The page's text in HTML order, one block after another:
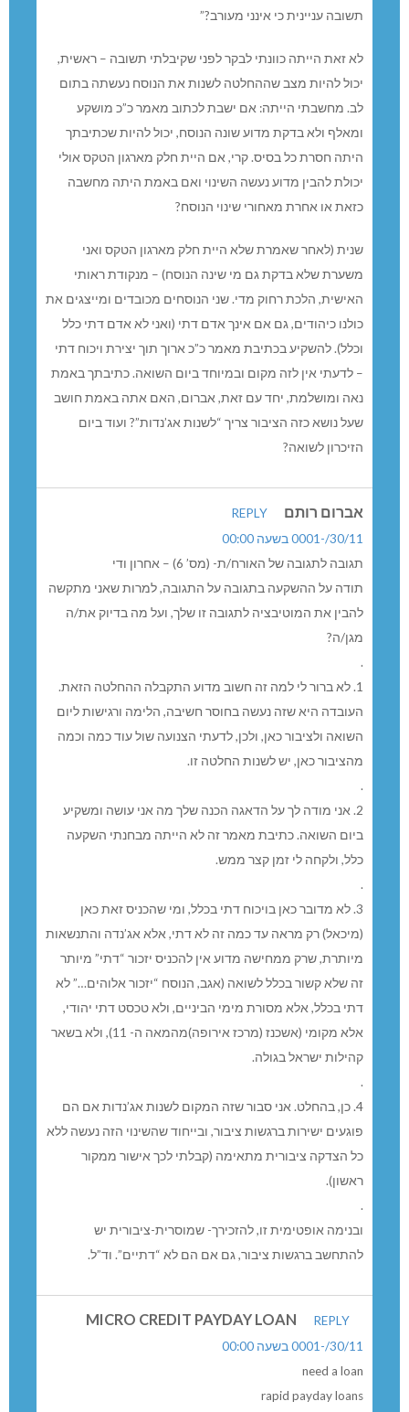
תשובה עניינית כי אינני מעורב?”
לא זאת הייתה כוונתי לבקר לפני שקיבלתי תשובה – ראשית,
יכול להיות מצב שההחלטה לשנות את הנוסח נעשתה בתום
לב. מחשבתי הייתה: אם ישבת לכתוב מאמר כ”כ מושקע
ומאלף ולא בדקת מדוע שונה הנוסח, יכול להיות שכתיבתך
היתה חסרת כל בסיס. קרי, אם היית חלק מארגון הטקס אולי
יכולת להבין מדוע נעשה השינוי ואם באמת היתה מחשבה
כזאת או אחרת מאחורי שינוי הנוסח?
שנית (לאחר שאמרת שלא היית חלק מארגון הטקס ואני
משערת שלא בדקת גם מי שינה הנוסח) – מנקודת ראותי
האישית, הלכת רחוק מדי. שני הנוסחים מכובדים ומייצגים את
כולנו כיהודים, גם אם אינך אדם דתי (ואני לא אדם דתי כלל
וכלל). להשקיע בכתיבת מאמר כ”כ ארוך תוך יצירת ויכוח דתי
– לדעתי אין לזה מקום ובמיוחד ביום השואה. כתיבתך באמת
נאה ומושלמת, יחד עם זאת, אברום, האם אתה באמת חושב
שעל נושא כזה הציבור צריך “לשנות אג’נדות”? ועוד ביום
הזיכרון לשואה?
אברום רותם
REPLY
30/11/-0001 בשעה 00:00
תגובה לתגובה של האורח/ת- (מס’ 6) – אחרון ודי
תודה על ההשקעה בתגובה על התגובה, למרות שאני מתקשה
להבין את המוטיבציה לתגובה זו שלך, ועל מה בדיוק את/ה
מגן/ה?
.
1. לא ברור לי למה זה חשוב מדוע התקבלה ההחלטה הזאת.
העובדה היא שזה נעשה בחוסר חשיבה, הלימה ורגישות ליום
השואה ולציבור כאן, ולכן, לדעתי הצנועה שול עוד כמה וכמה
מהציבור כאן, יש לשנות החלטה זו.
.
2. אני מודה לך על הדאגה הכנה שלך מה אני עושה ומשקיע
ביום השואה. כתיבת מאמר זה לא הייתה מבחנתי השקעה
כלל, ולקחה לי זמן קצר ממש.
.
3. לא מדובר כאן בויכוח דתי בכלל, ומי שהכניס זאת כאן
(מיכאל) רק מראה עד כמה זה לא דתי, אלא אג’נדה והתנשאות
מיותרת, שרק ממחישה מדוע אין להכניס יזכור “דתי” מיותר
זה שלא קשור בכלל לשואה (אגב, הנוסח “יזכור אלוהים…” לא
דתי בכלל, אלא מסורת מימי הביניים, ולא טכסט דתי יהודי,
אלא מקומי (אשכנז (מרכז אירופה)מהמאה ה- 11), ולא בשאר
קהילות ישראל בגולה.
.
4. כן, בהחלט. אני סבור שזה המקום לשנות אג’נדות אם הם
פוגעים ישירות ברגשות ציבור, ובייחוד שהשינוי הזה נעשה ללא
כל הצדקה ציבורית מתאימה (קבלתי לכך אישור ממקור
ראשון).
.
ובנימה אופטימית זו, להזכירך- שמוסרית-ציבורית יש
להתחשב ברגשות ציבור, גם אם הם לא “דתיים”. וד”ל.
MICRO CREDIT PAYDAY LOAN
REPLY
30/11/-0001 בשעה 00:00
need a loan
rapid payday loans